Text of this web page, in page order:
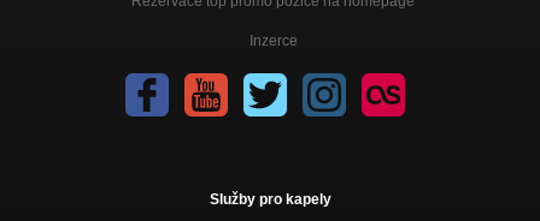
Inzerce
Služby pro kapely